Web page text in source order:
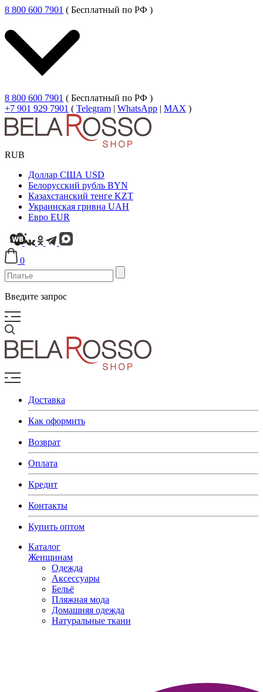
8 800 600 7901 ( Бесплатный по РФ )
8 800 600 7901 ( Бесплатный по РФ )
+7 901 929 7901 ( Telegram | WhatsApp | MAX )
RUB
Доллар США USD
Белорусский рубль BYN
Казахстанский тенге KZT
Украинская гривна UAH
Евро EUR
0
Введите запрос
Доставка
Как оформить
Возврат
Оплата
Кредит
Контакты
Купить оптом
Каталог
Женщинам
Одежда
Аксессуары
Бельё
Пляжная мода
Домашняя одежда
Натуральные ткани